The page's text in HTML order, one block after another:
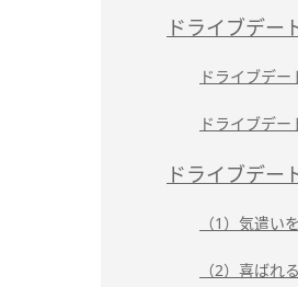
ドライブデー
ドライブデ
ドライブデ
ドライブデー
（1）気遣い
（2）喜ばれ